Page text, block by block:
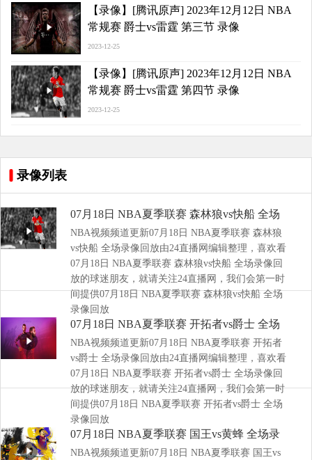
【录像】[腾讯原声] 2023年12月12日 NBA
常规赛 爵士vs雷霆 第三节 录像
2023-12-25
【录像】[腾讯原声] 2023年12月12日 NBA
常规赛 爵士vs雷霆 第四节 录像
2023-12-25
录像列表
07月18日 NBA夏季联赛 森林狼vs快船 全场
录像回放
NBA视频频道更新07月18日 NBA夏季联赛 森林狼
vs快船 全场录像回放由24直播网编辑整理，喜欢看
07月18日 NBA夏季联赛 森林狼vs快船 全场录像回
放的球迷朋友，就请关注24直播网，我们会第一时
间提供07月18日 NBA夏季联赛 森林狼vs快船 全场
录像回放
07月18日 NBA夏季联赛 开拓者vs爵士 全场
录像回放
NBA视频频道更新07月18日 NBA夏季联赛 开拓者
vs爵士 全场录像回放由24直播网编辑整理，喜欢看
07月18日 NBA夏季联赛 开拓者vs爵士 全场录像回
放的球迷朋友，就请关注24直播网，我们会第一时
间提供07月18日 NBA夏季联赛 开拓者vs爵士 全场
录像回放
07月18日 NBA夏季联赛 国王vs黄蜂 全场录
像回放
NBA视频频道更新07月18日 NBA夏季联赛 国王vs